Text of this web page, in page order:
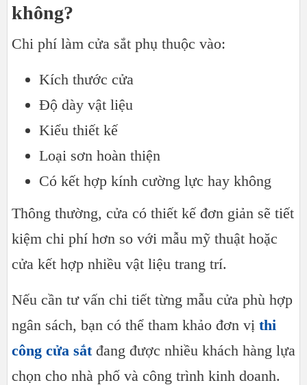
không?
Chi phí làm cửa sắt phụ thuộc vào:
Kích thước cửa
Độ dày vật liệu
Kiểu thiết kế
Loại sơn hoàn thiện
Có kết hợp kính cường lực hay không
Thông thường, cửa có thiết kế đơn giản sẽ tiết
kiệm chi phí hơn so với mẫu mỹ thuật hoặc
cửa kết hợp nhiều vật liệu trang trí.
Nếu cần tư vấn chi tiết từng mẫu cửa phù hợp
ngân sách, bạn có thể tham khảo đơn vị thi
công cửa sắtđang được nhiều khách hàng lựa
chọn cho nhà phố và công trình kinh doanh.